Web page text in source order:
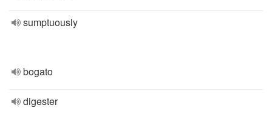
sumptuously
bogato
digester